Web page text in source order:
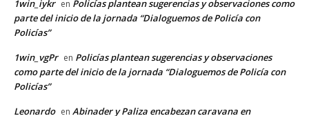
1win_iykr en Policías plantean sugerencias y observaciones como
parte del inicio de la jornada “Dialoguemos de Policía con
Policías”
1win_vgPr en Policías plantean sugerencias y observaciones
como parte del inicio de la jornada “Dialoguemos de Policía con
Policías”
Leonardo en Abinader y Paliza encabezan caravana en